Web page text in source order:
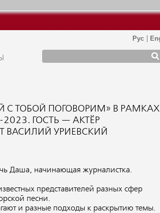
С ТОБОЙ ПОГОВОРИМ» В РАМКАХ
ГОСТЬ — АКТЁР
ВАСИЛИЙ УРИЕВСКИЙ
Даша, начинающая журналистка.
представителей разных сфер
песни.
и разные подходы к раскрытию темы.